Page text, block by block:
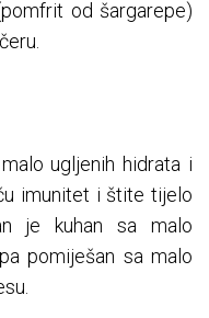
od šargarepe)
ugljenih hidrata i
imunitet i štite tijelo
je kuhan sa malo
pomiješan sa malo